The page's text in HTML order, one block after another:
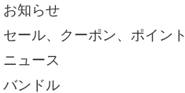
お知らせ
セール、クーポン、ポイント
ニュース
バンドル